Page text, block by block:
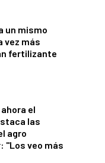
un mismo
vez más
fertilizante
el
las
agro
"Los veo más